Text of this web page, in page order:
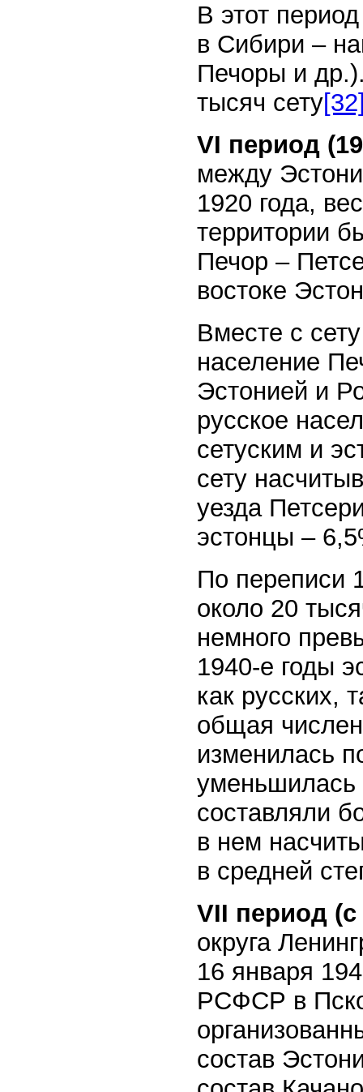
В этот
в Сибири –
Печоры и
тысяч сету
VI период
между
1920 года,
территории
Печор –
востоке
Вместе с
население
Эстонией и
русское
сетуским и
сету
уезда
эстонцы –
По переписи
около 20
немного
1940-е годы
как русских,
общая
изменилась
уменьшилась
составляли
в нем
в средней
VII период (с
округа
16 января
РСФСР в
состав